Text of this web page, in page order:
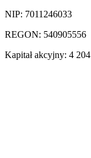
NIP: 7011246033
REGON: 540905556
Kapitał akcyjny: 4